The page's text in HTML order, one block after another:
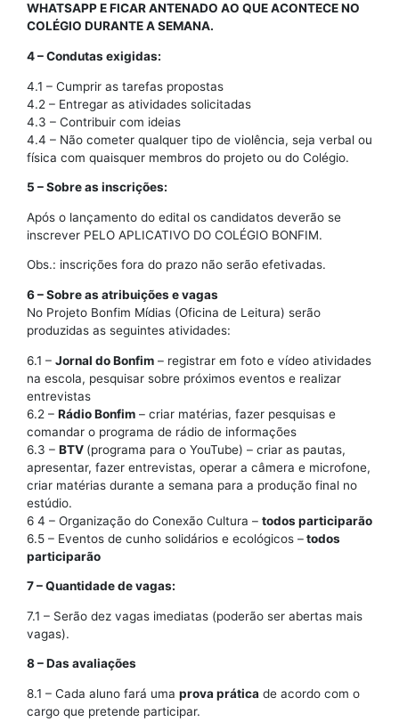
WHATSAPP E FICAR ANTENADO AO QUE ACONTECE NO
COLÉGIO DURANTE A SEMANA.
4 – Condutas exigidas:
4.1 – Cumprir as tarefas propostas
4.2 – Entregar as atividades solicitadas
4.3 – Contribuir com ideias
4.4 – Não cometer qualquer tipo de violência, seja verbal ou
física com quaisquer membros do projeto ou do Colégio.
5 – Sobre as inscrições:
Após o lançamento do edital os candidatos deverão se
inscrever PELO APLICATIVO DO COLÉGIO BONFIM.
Obs.: inscrições fora do prazo não serão efetivadas.
6 – Sobre as atribuições e vagas
No Projeto Bonfim Mídias (Oficina de Leitura) serão
produzidas as seguintes atividades:
6.1 – Jornal do Bonfim – registrar em foto e vídeo atividades
na escola, pesquisar sobre próximos eventos e realizar
entrevistas
6.2 – Rádio Bonfim – criar matérias, fazer pesquisas e
comandar o programa de rádio de informações
6.3 – BTV (programa para o YouTube) – criar as pautas,
apresentar, fazer entrevistas, operar a câmera e microfone,
criar matérias durante a semana para a produção final no
estúdio.
6 4 – Organização do Conexão Cultura – todos participarão
6.5 – Eventos de cunho solidários e ecológicos –todos
participarão
7 – Quantidade de vagas:
7.1 – Serão dez vagas imediatas (poderão ser abertas mais
vagas).
8 – Das avaliações
8.1 – Cada aluno fará uma prova prática de acordo com o
cargo que pretende participar.